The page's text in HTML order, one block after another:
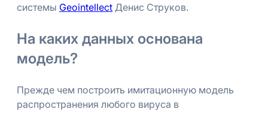
системы Geointellect Денис Струков.
На каких данных основана
модель?
Прежде чем построить имитационную модель
распространения любого вируса в